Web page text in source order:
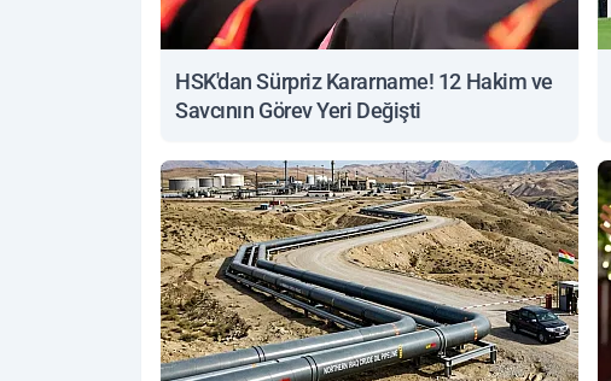
HSK'dan Sürpriz Kararname! 12 Hakim ve
Savcının Görev Yeri Değişti